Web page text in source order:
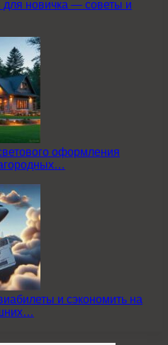
новичка — советы и
оформления
и сэкономить на